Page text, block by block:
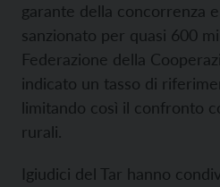
garante della concorrenza
sanzionato per quasi 600
Federazione della
indicato un tasso di
limitando così il confronto
rurali.
Igiudici del Tar hanno